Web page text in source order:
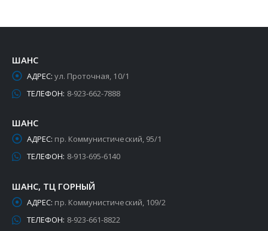
ШАНС
АДРЕС: ул. Проточная, 10/1
ТЕЛЕФОН: 8-923-662-7888
ШАНС
АДРЕС: пр. Коммунистический, 95/1
ТЕЛЕФОН: 8-913-695-6140
ШАНС, ТЦ ГОРНЫЙ
АДРЕС: пр. Коммунистический, 109/2
ТЕЛЕФОН: 8-923-661-8822